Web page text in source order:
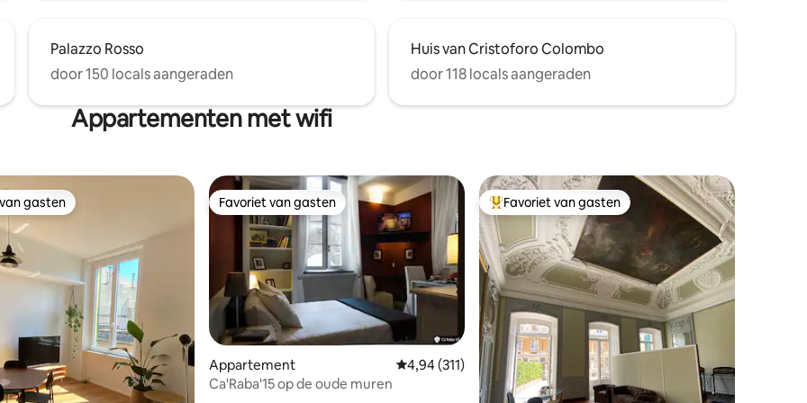
Palazzo Rosso
door 150 locals aangeraden
Huis van Cristoforo Colombo
door 118 locals aangeraden
Appartementen met wifi
van 4,91 uit 5, 241 recensies
gasten
gasten Favoriet van gasten
Favoriet van gasten
Appartement Gemiddelde beoordeling van 4,94 uit 5, 311 recensies
4,94 (311)
Ca'Raba'15 op de oude muren
Topfavoriet van gasten
Favoriet van gasten